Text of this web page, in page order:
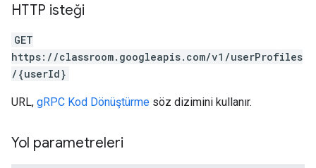
HTTP isteği
GET
https://classroom.googleapis.com/v1/userProfiles
/{userId}
URL, gRPC Kod Dönüştürme söz dizimini kullanır.
Yol parametreleri